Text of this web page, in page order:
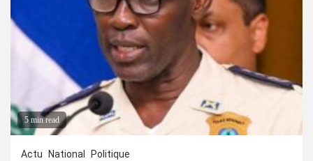
5 min read
Actu National Politique